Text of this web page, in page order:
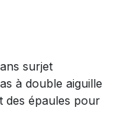
surjet
à double aiguille
des épaules pour